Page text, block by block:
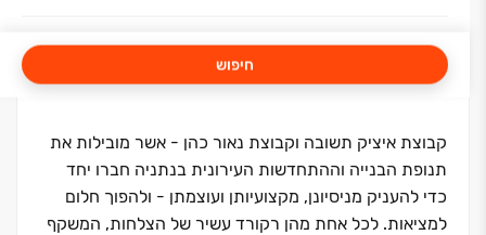
חיפוש
קבוצת איציק תשובה וקבוצת נאור כהן - אשר מובילות את
תנופת הבנייה וההתחדשות העירונית בנתניה חברו יחד
כדי להעניק מניסיונן, מקצועיותן ועוצמתן - ולהפוך חלום
למציאות. לכל אחת מהן רקורד עשיר של הצלחות, המשקף